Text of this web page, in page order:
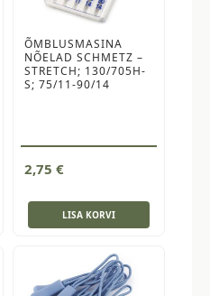
ÕMBLUSMASINA
NÕELAD SCHMETZ –
STRETCH; 130/705H-
S; 75/11-90/14
2,75 €
LISA KORVI